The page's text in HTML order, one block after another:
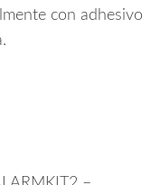
con adhesivo